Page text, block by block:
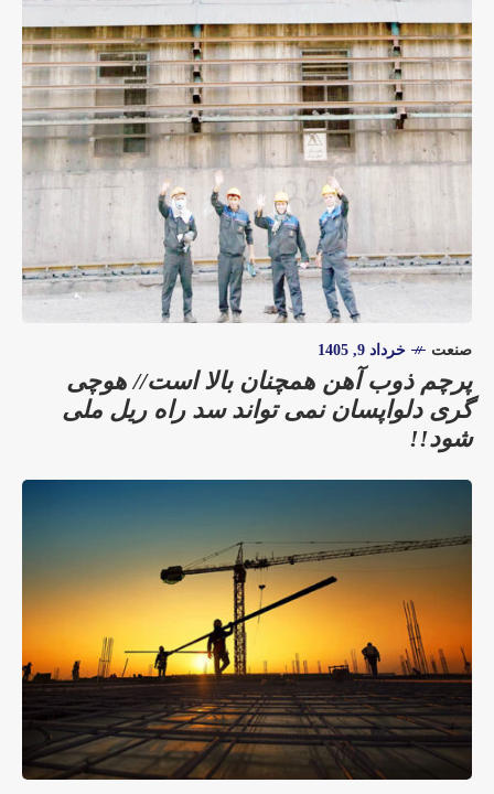
صنعت خرداد 9, 1405
پرچم ذوب آهن همچنان بالا است// هوچی
گری دلواپسان نمی تواند سد راه ریل ملی
شود!!